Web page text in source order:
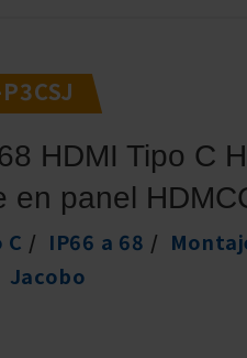
HDMI Tipo C
en panel
IP66 a 68
Jacobo